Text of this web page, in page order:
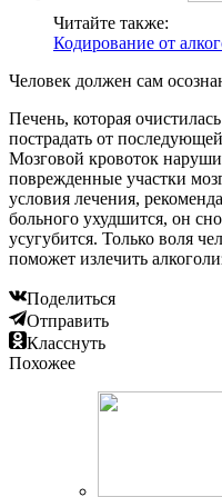
Читайте также:
Кодирование от
Человек должен сам
Печень, которая
пострадать от
Мозговой кровоток
поврежденные участки
условия лечения,
больного ухудшится, он
усугубится. Только воля
поможет излечить
Поделиться
Отправить
Класснуть
Похожее